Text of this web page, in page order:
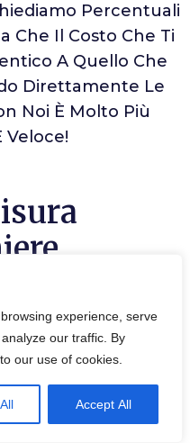
experience, serve
our traffic. By
our use of cookies.
Accept All
Percentuali
Che Il Costo Che Ti
A Quello Che
Direttamente Le
Noi È Molto Più
Veloce!
Terra A
Lo Spessore Delle
Di Carburante,